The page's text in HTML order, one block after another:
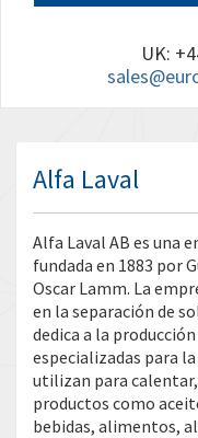
UK:
Alfa Laval
Alfa Laval AB es una
fundada en 1883 por
Oscar Lamm. La
en la separación de
dedica a la
especializadas para
utilizan para
productos como
bebidas, alimentos,